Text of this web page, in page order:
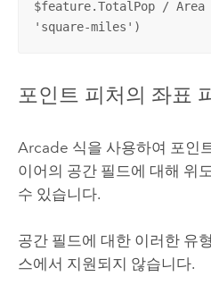
$feature.TotalPop /
'square-miles')
포인트 피처의 좌표
Arcade 식을 사용하여 포인
이어의 공간 필드에 대해 위
수 있습니다.
공간 필드에 대한 이러한 유
스에서 지원되지 않습니다.